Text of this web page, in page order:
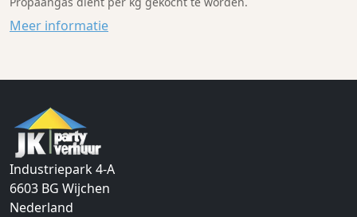
Meer informatie
Industriepark 4-A
6603 BG Wijchen
Nederland